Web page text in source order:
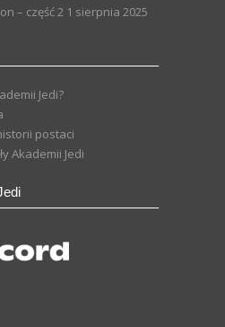
– część 2 1 sierpnia 2025
Jedi?
postaci
Akademii Jedi